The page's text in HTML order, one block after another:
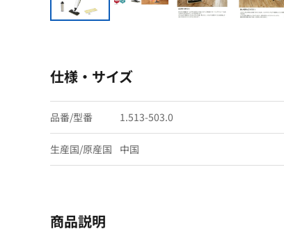
仕様・サイズ
品番/型番 1.513-503.0
生産国/原産国 中国
商品説明